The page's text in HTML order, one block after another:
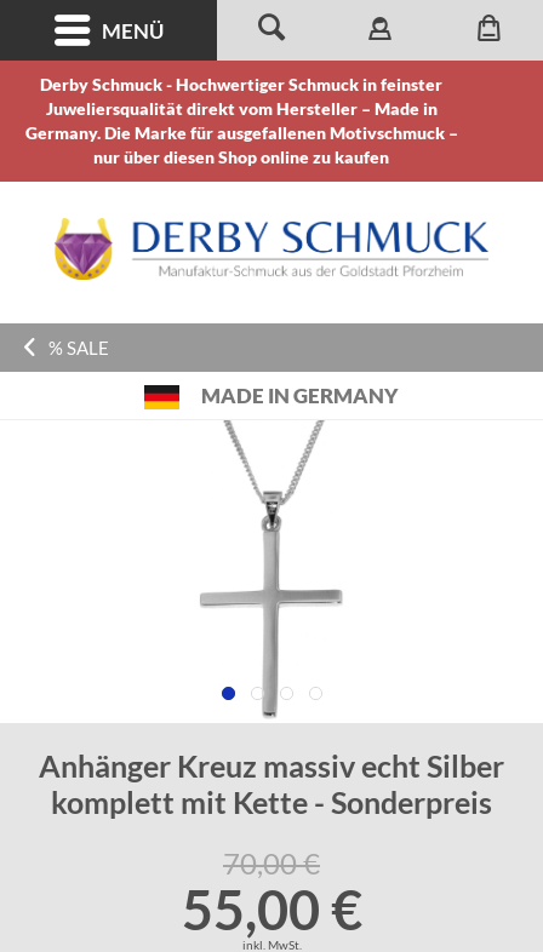
Derby Schmuck - Hochwertiger Schmuck in feinster
Juweliersqualität direkt vom Hersteller – Made in
Germany. Die Marke für ausgefallenen Motivschmuck –
nur über diesen Shop online zu kaufen
MENÜ
% SALE
MADE IN GERMANY
Anhänger Kreuz massiv echt Silber
komplett mit Kette - Sonderpreis
70,00 €
55,00 €
inkl. MwSt.